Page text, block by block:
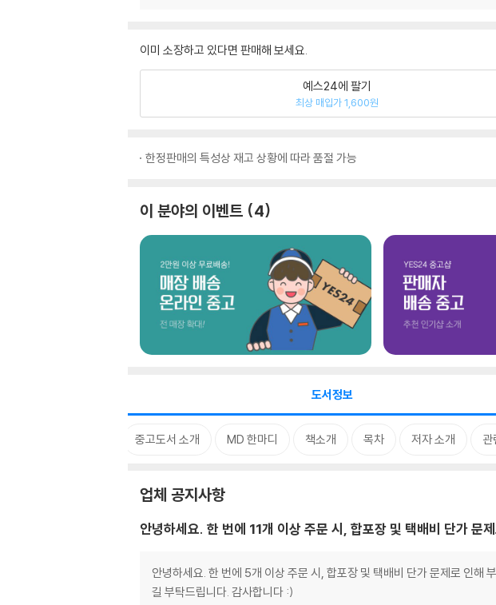
이미 소장하고 있다면 판매해 보세요.
예스24에 팔기
최상 매입가 1,600원
한정판매의 특성상 재고 상황에 따라 품절 가능
이 분야의 이벤트 4
도서정보
중고도서 소개 MD 한마디 책소개 목차 저자 소개 관
업체 공지사항
안녕하세요. 한 번에 11개 이상 주문 시, 합포장 및 택배비 단가 문
안녕하세요. 한 번에 5개 이상 주문 시, 합포장 및 택배비 단가 문제로 인해
길 부탁드립니다. 감사합니다 :)